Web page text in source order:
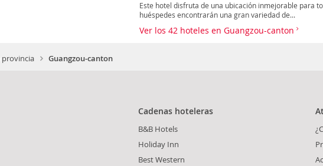
Este hotel disfruta de una ubicación inmejorable para
huéspedes encontrarán una gran variedad de...
Ver los 42 hoteles en Guangzou-canton
provincia Guangzou-canton
Cadenas hoteleras
B&B Hotels
Holiday Inn
Best Western